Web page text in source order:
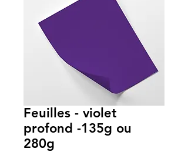
Feuilles - violet
profond -135g ou
280g